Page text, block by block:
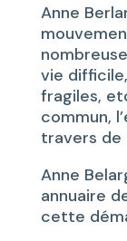
Anne
vie
fragiles,
commun,
travers de
Anne
annuaire
cette